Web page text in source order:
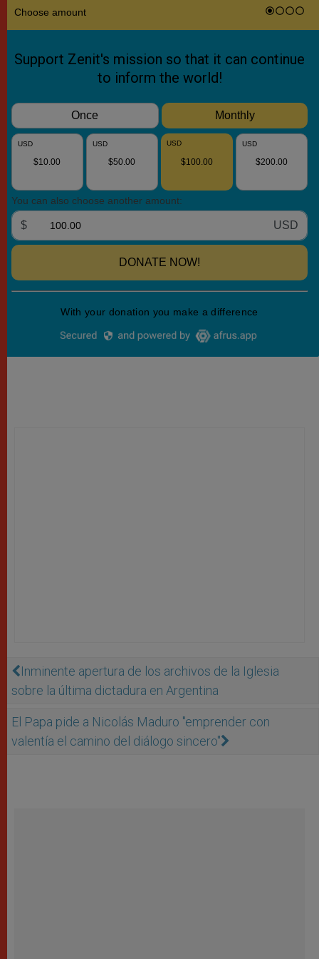
Inminente apertura de los archivos de la Iglesia
sobre la última dictadura en Argentina
El Papa pide a Nicolás Maduro "emprender con
valentía el camino del diálogo sincero"